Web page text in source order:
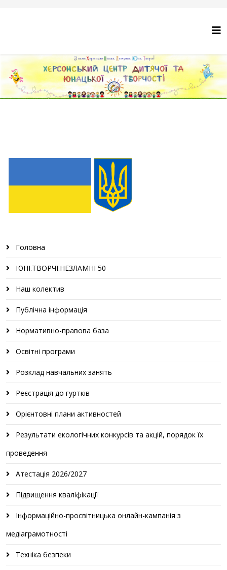
Головна
ЮНІ.ТВОРЧІ.НЕЗЛАМНІ 50
Наш колектив
Публічна інформація
Нормативно-правова база
Освітні програми
Розклад навчальних занять
Реєстрація до гуртків
Орієнтовні плани активностей
Результати екологічних конкурсів та акцій, порядок їх
проведення
Атестація 2026/2027
Підвищення кваліфікації
Інформаційно-просвітницька онлайн-кампанія з
медіаграмотності
Техніка безпеки